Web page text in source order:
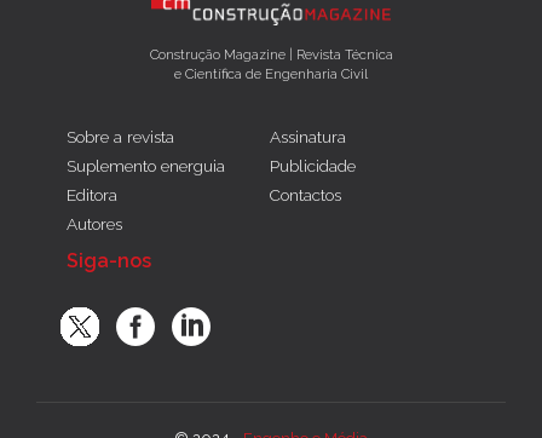
Construção Magazine | Revista Técnica
e Científica de Engenharia Civil
Sobre a revista
Suplemento energuia
Editora
Autores
Assinatura
Publicidade
Contactos
Siga-nos